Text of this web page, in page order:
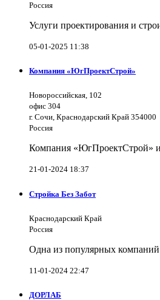
Россия
Услуги проектирования и
05-01-2025 11:38
Компания «ЮгПроектСтрой»
Новороссийская, 102
офис 304
г. Сочи, Краснодарский Край 354000
Россия
Компания «ЮгПроектСтрой»
21-01-2024 18:37
Стройка Без Забот
Краснодарский Край
Россия
Одна из популярных компаний
11-01-2024 22:47
ДОРЛАБ